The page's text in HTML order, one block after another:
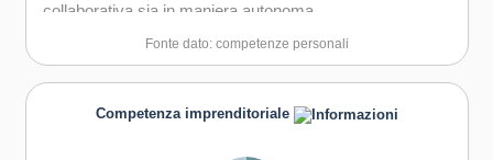
collaborativa sia in maniera autonoma
Capacità di lavorare con gli altri in maniera costruttiva
Capacità di comunicare costruttivamente in ambienti
Fonte dato: competenze personali
Competenza imprenditoriale